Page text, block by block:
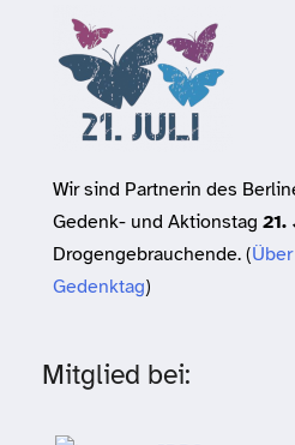
Wir sind Partnerin des
Gedenk- und Aktionstag
Drogengebrauchende. (
Gedenktag)
Mitglied bei: